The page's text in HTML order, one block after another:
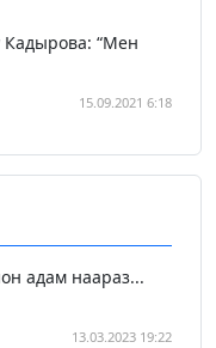
“Мен
15.09.2021 6:18
адам наараз...
13.03.2023 19:22